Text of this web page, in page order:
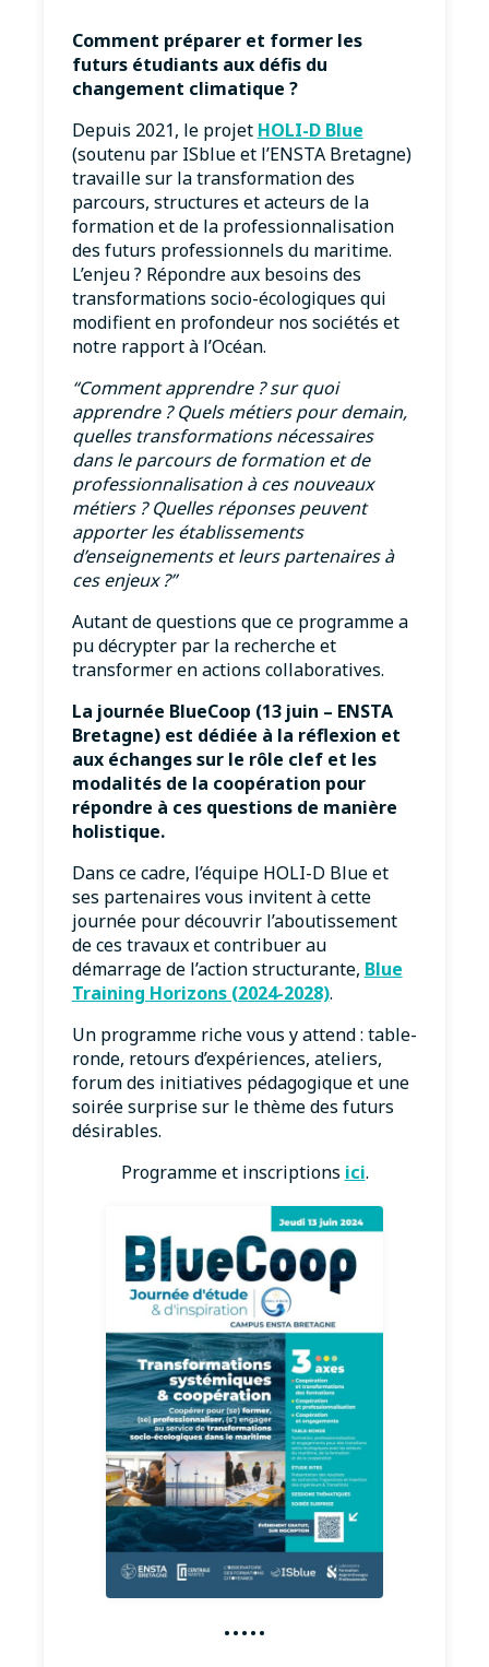
Comment préparer et former les
futurs étudiants aux défis du
changement climatique ?
Depuis 2021, le projet HOLI-D Blue
(soutenu par ISblue et l’ENSTA Bretagne)
travaille sur la transformation des
parcours, structures et acteurs de la
formation et de la professionnalisation
des futurs professionnels du maritime.
L’enjeu ? Répondre aux besoins des
transformations socio-écologiques qui
modifient en profondeur nos sociétés et
notre rapport à l’Océan.
“Comment apprendre ? sur quoi
apprendre ? Quels métiers pour demain,
quelles transformations nécessaires
dans le parcours de formation et de
professionnalisation à ces nouveaux
métiers ? Quelles réponses peuvent
apporter les établissements
d’enseignements et leurs partenaires à
ces enjeux ?”
Autant de questions que ce programme a
pu décrypter par la recherche et
transformer en actions collaboratives.
La journée BlueCoop (13 juin – ENSTA
Bretagne) est dédiée à la réflexion et
aux échanges sur le rôle clef et les
modalités de la coopération pour
répondre à ces questions de manière
holistique.
Dans ce cadre, l’équipe HOLI-D Blue et
ses partenaires vous invitent à cette
journée pour découvrir l’aboutissement
de ces travaux et contribuer au
démarrage de l’action structurante, Blue
Training Horizons (2024-2028).
Un programme riche vous y attend : table-
ronde, retours d’expériences, ateliers,
forum des initiatives pédagogique et une
soirée surprise sur le thème des futurs
désirables.
Programme et inscriptions ici.
·····